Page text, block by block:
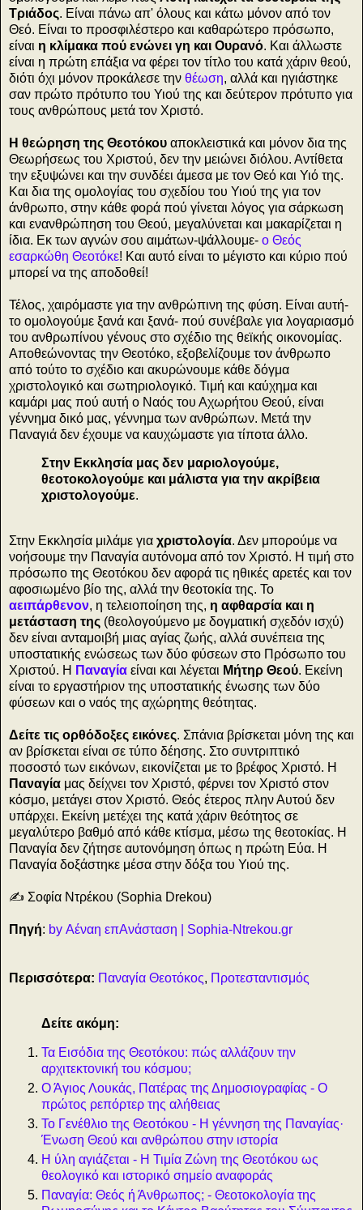
Τριάδος. Είναι πάνω απ' όλους και κάτω μόνον από τον
Θεό. Είναι το προσφιλέστερο και καθαρώτερο πρόσωπο,
είναι η κλίμακα πού ενώνει γη και Ουρανό. Και άλλωστε
είναι η πρώτη επάξια να φέρει τον τίτλο του κατά χάριν θεού,
διότι όχι μόνον προκάλεσε την θέωση, αλλά και ηγιάστηκε
σαν πρώτο πρότυπο του Υιού της και δεύτερον πρότυπο για
τους ανθρώπους μετά τον Χριστό.
Η θεώρηση της Θεοτόκου αποκλειστικά και μόνον δια της
Θεωρήσεως του Χριστού, δεν την μειώνει διόλου. Αντίθετα
την εξυψώνει και την συνδέει άμεσα με τον Θεό και Υιό της.
Και δια της ομολογίας του σχεδίου του Υιού της για τον
άνθρωπο, στην κάθε φορά πού γίνεται λόγος για σάρκωση
και ενανθρώπηση του Θεού, μεγαλύνεται και μακαρίζεται η
ίδια. Εκ των αγνών σου αιμάτων-ψάλλουμε- ο Θεός
εσαρκώθη Θεοτόκε! Και αυτό είναι το μέγιστο και κύριο πού
μπορεί να της αποδοθεί!
Τέλος, χαιρόμαστε για την ανθρώπινη της φύση. Είναι αυτή-
το ομολογούμε ξανά και ξανά- πού συνέβαλε για λογαριασμό
του ανθρωπίνου γένους στο σχέδιο της θεϊκής οικονομίας.
Αποθεώνοντας την Θεοτόκο, εξοβελίζουμε τον άνθρωπο
από τούτο το σχέδιο και ακυρώνουμε κάθε δόγμα
χριστολογικό και σωτηριολογικό. Τιμή και καύχημα και
καμάρι μας πού αυτή ο Ναός του Αχωρήτου Θεού, είναι
γέννημα δικό μας, γέννημα των ανθρώπων. Μετά την
Παναγιά δεν έχουμε να καυχώμαστε για τίποτα άλλο.
Στην Εκκλησία μας δεν μαριολογούμε,
θεοτοκολογούμε και μάλιστα για την ακρίβεια
χριστολογούμε.
Στην Εκκλησία μιλάμε για χριστολογία. Δεν μπορούμε να
νοήσουμε την Παναγία αυτόνομα από τον Χριστό. Η τιμή στο
πρόσωπο της Θεοτόκου δεν αφορά τις ηθικές αρετές και τον
αφοσιωμένο βίο της, αλλά την θεοτοκία της. Το
αειπάρθενον, η τελειοποίηση της, η αφθαρσία και η
μετάσταση της (θεολογούμενο με δογματική σχεδόν ισχύ)
δεν είναι ανταμοιβή μιας αγίας ζωής, αλλά συνέπεια της
υποστατικής ενώσεως των δύο φύσεων στο Πρόσωπο του
Χριστού. Η Παναγία είναι και λέγεται Μήτηρ Θεού. Εκείνη
είναι το εργαστήριον της υποστατικής ένωσης των δύο
φύσεων και ο ναός της αχώρητης θεότητας.
Δείτε τις ορθόδοξες εικόνες. Σπάνια βρίσκεται μόνη της και
αν βρίσκεται είναι σε τύπο δέησης. Στο συντριπτικό
ποσοστό των εικόνων, εικονίζεται με το βρέφος Χριστό. Η
Παναγία μας δείχνει τον Χριστό, φέρνει τον Χριστό στον
κόσμο, μετάγει στον Χριστό. Θεός έτερος πλην Αυτού δεν
υπάρχει. Εκείνη μετέχει της κατά χάριν θεότητος σε
μεγαλύτερο βαθμό από κάθε κτίσμα, μέσω της θεοτοκίας. Η
Παναγία δεν ζήτησε αυτονόμηση όπως η πρώτη Εύα. Η
Παναγία δοξάστηκε μέσα στην δόξα του Υιού της.
✍️ Σοφία Ντρέκου (Sophia Drekou)
Πηγή: by Αέναη επΑνάσταση | Sophia-Ntrekou.gr
Περισσότερα: Παναγία Θεοτόκος, Προτεσταντισμός
Δείτε ακόμη:
Τα Εισόδια της Θεοτόκου: πώς αλλάζουν την
αρχιτεκτονική του κόσμου;
Ο Άγιος Λουκάς, Πατέρας της Δημοσιογραφίας - Ο
πρώτος ρεπόρτερ της αλήθειας
Το Γενέθλιο της Θεοτόκου - Η γέννηση της Παναγίας·
Ένωση Θεού και ανθρώπου στην ιστορία
Η ύλη αγιάζεται - Η Τιμία Ζώνη της Θεοτόκου ως
θεολογικό και ιστορικό σημείο αναφοράς
Παναγία: Θεός ή Άνθρωπος; - Θεοτοκολογία της